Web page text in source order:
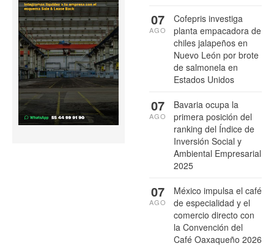
Cofepris investiga
planta empacadora de
chiles jalapeños en
Nuevo León por brote
de salmonela en
Estados Unidos
07
AGO
Bavaria ocupa la
primera posición del
ranking del Índice de
Inversión Social y
Ambiental Empresarial
2025
07
AGO
México impulsa el café
de especialidad y el
comercio directo con
la Convención del
Café Oaxaqueño 2026
07
AGO